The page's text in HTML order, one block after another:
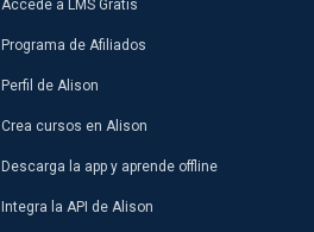
Accede a LMS Gratis
Programa de Afiliados
Perfil de Alison
Crea cursos en Alison
Descarga la app y aprende offline
Integra la API de Alison